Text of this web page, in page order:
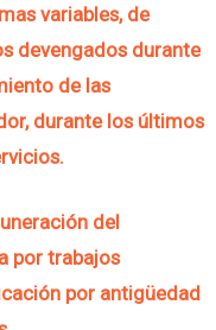
variables, de
devengados durante
de las
durante los últimos
del
por trabajos
por antigüedad